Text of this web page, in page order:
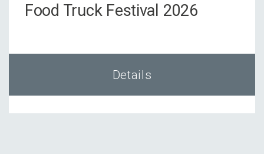
Food Truck Festi­val 2026
Details